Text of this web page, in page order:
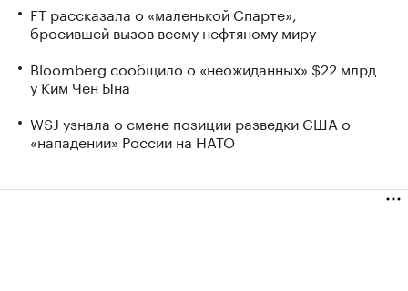
FT рассказала о «маленькой Спарте»,
бросившей вызов всему нефтяному миру
Bloomberg сообщило о «неожиданных» $22 млрд
у Ким Чен Ына
WSJ узнала о смене позиции разведки США о
«нападении» России на НАТО